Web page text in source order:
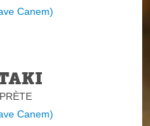
Canem)
Canem)